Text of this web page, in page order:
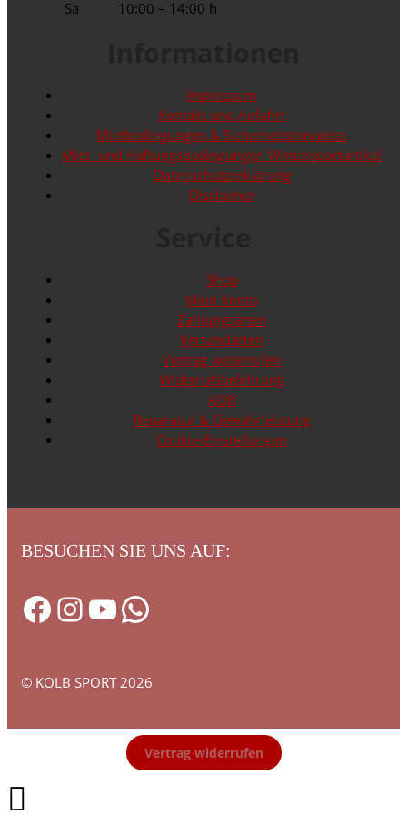
Sa
10:00 – 14:00 h
Impressum
Kontakt und Anfahrt
Mietbedingungen & Sicherheitshinweise
Miet- und Haftungsbedingungen Wintersportartikel
Datenschutzerklärung
Disclaimer
Shop
Mein Konto
Zahlungsarten
Versandarten
Vertrag widerrufen
Widerrufsbelehrung
AGB
Reparatur & Gewährleistung
Cookie-Einstellungen
BESUCHEN SIE UNS AUF:
Facebook
Instagram
YouTube
WhatsApp
© KOLB SPORT 2026
Vertrag widerrufen